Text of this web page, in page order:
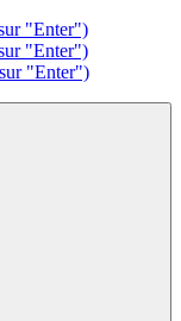
"Enter")
"Enter")
"Enter")